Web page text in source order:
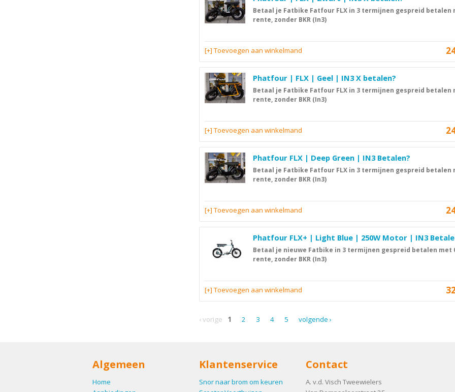
Betaal je Fatbike Fatfour FLX in 3 termijnen gespreid betalen
rente, zonder BKR (In3)
[+] Toevoegen aan winkelmand
Phatfour | FLX | Geel | IN3 X betalen?
Betaal je Fatbike Fatfour FLX in 3 termijnen gespreid betalen
rente, zonder BKR (In3)
[+] Toevoegen aan winkelmand
Phatfour FLX | Deep Green | IN3 Betalen?
Betaal je Fatbike Fatfour FLX in 3 termijnen gespreid betalen
rente, zonder BKR (In3)
[+] Toevoegen aan winkelmand
Phatfour FLX+ | Light Blue | 250W Motor | IN3
Betaal je nieuwe Fatbike in 3 termijnen gespreid betalen met
rente, zonder BKR (In3)
[+] Toevoegen aan winkelmand
‹ vorige 1 2 3 4 5 volgende ›
Algemeen
Home
Klantenservice
Snor naar brom om keuren
Contact
A. v.d. Visch Tweewielers